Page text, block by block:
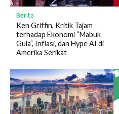
Berita
Ken Griffin, Kritik Tajam
terhadap Ekonomi “Mabuk
Gula”, Inflasi, dan Hype AI di
Amerika Serikat